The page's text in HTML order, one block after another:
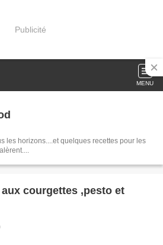
Publicité
MENU
les horizons....et quelques recettes pour les
courgettes ,pesto et